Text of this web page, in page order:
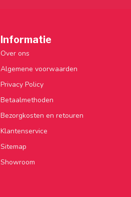
Informatie
Over ons
Algemene voorwaarden
Privacy Policy
Betaalmethoden
Bezorgkosten en retouren
Klantenservice
Sitemap
Showroom